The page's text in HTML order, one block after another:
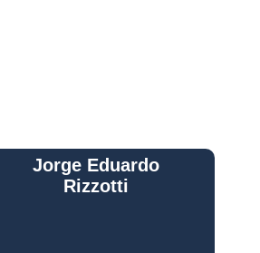
Monitoramento de Horímetro
Rastreamento e Monitoramento
Monitoramento Gps
Gustavo Leone